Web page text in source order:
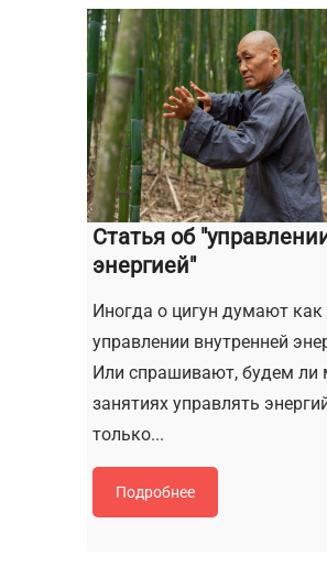
Статья об
энергией"
Иногда о цигун думают как
управлении внутренней
Или спрашивают, будем ли
занятиях управлять
только...
Подробнее